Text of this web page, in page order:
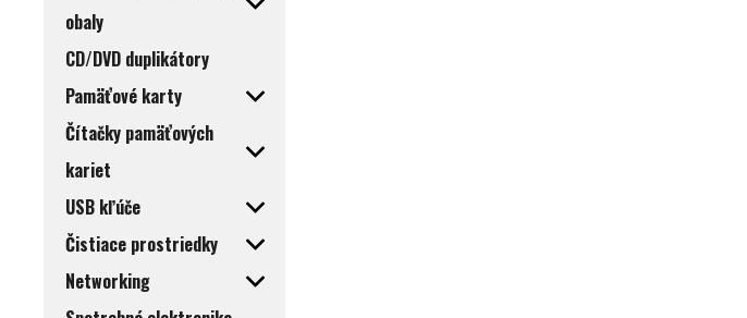
obaly
CD/DVD duplikátory
Pamäťové karty
Čítačky pamäťových
kariet
USB kľúče
Čistiace prostriedky
Networking